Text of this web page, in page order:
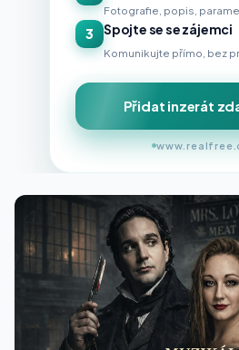
Fotografie, popis,
3 Spojte se se zájemci
Komunikujte přímo, bez
Přidat inzerát